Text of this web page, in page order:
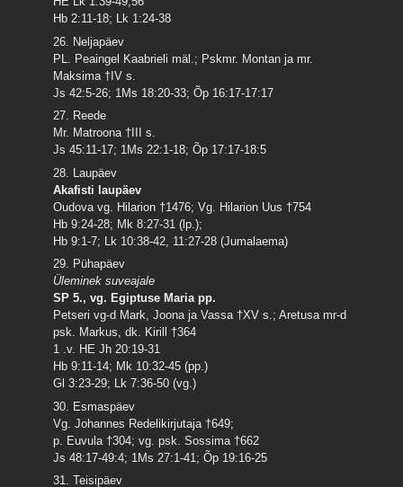
Hb 2:11-18; Lk 1:24-38
26. Neljapäev
PL. Peaingel Kaabrieli mäl.; Pskmr. Montan ja mr.
Maksima †IV s.
Js 42:5-26; 1Ms 18:20-33; Õp 16:17-17:17
27. Reede
Mr. Matroona †III s.
Js 45:11-17; 1Ms 22:1-18; Õp 17:17-18:5
28. Laupäev
Akafisti laupäev
Oudova vg. Hilarion †1476; Vg. Hilarion Uus †754
Hb 9:24-28; Mk 8:27-31 (lp.);
Hb 9:1-7; Lk 10:38-42, 11:27-28 (Jumalaema)
29. Pühapäev
Üleminek suveajale
SP 5., vg. Egiptuse Maria pp.
Petseri vg-d Mark, Joona ja Vassa †XV s.; Aretusa mr-d
psk. Markus, dk. Kirill †364
1 .v. HE Jh 20:19-31
Hb 9:11-14; Mk 10:32-45 (pp.)
Gl 3:23-29; Lk 7:36-50 (vg.)
30. Esmaspäev
Vg. Johannes Redelikirjutaja †649;
p. Euvula †304; vg. psk. Sossima †662
Js 48:17-49:4; 1Ms 27:1-41; Õp 19:16-25
31. Teisipäev